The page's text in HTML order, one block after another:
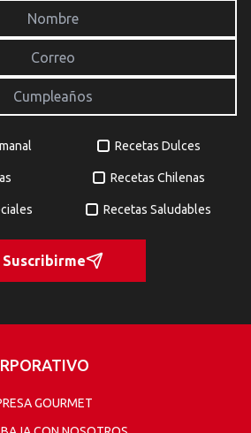
Recetas Dulces
Recetas Chilenas
Recetas Saludables
Suscribirme
GOURMET